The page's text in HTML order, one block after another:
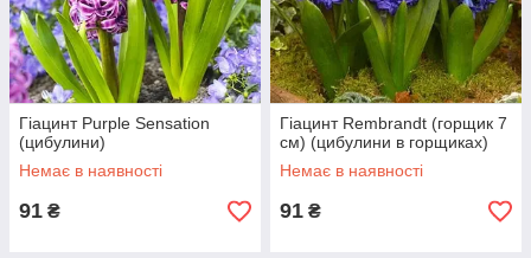
Гіацинт Purple Sensation
(цибулини)
Немає в наявності
91 ₴
Гіацинт Rembrandt (горщик 7
см) (цибулини в горщиках)
Немає в наявності
91 ₴